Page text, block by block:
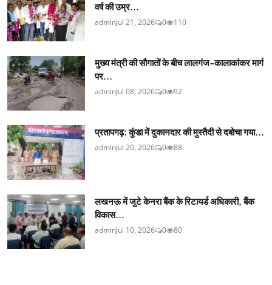
वर्ष की उम्र...
adminJul 21, 2026 0 110
मुख्य मंत्री की सौगातों के बीच लालगंज-कालाकांकर मार्ग
पर...
adminJul 08, 2026 0 92
प्रतापगढ़: कुंडा में दुकानदार की मुस्तैदी से दबोचा गया...
adminJul 20, 2026 0 88
लखनऊ में जुटे केनरा बैंक के रिटायर्ड अधिकारी, बैंक
विकास...
adminJul 10, 2026 0 80